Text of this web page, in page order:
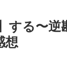
する〜逆
想